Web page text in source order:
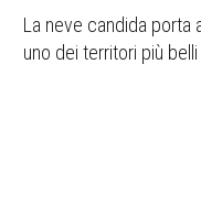
La neve candida porta
uno dei territori più